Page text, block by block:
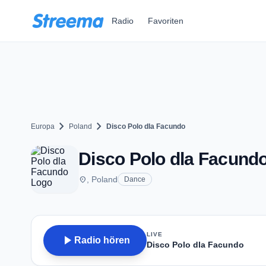
Radio Favoriten
Europa chevron_right Poland chevron_right Disco Polo dla Facundo
Disco Polo dla
place , Poland Dance
play_arrow Radio hören
LIVE
Disco Polo dla Facundo